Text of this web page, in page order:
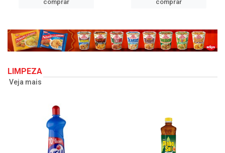
comprar
comprar
LIMPEZA
Veja mais